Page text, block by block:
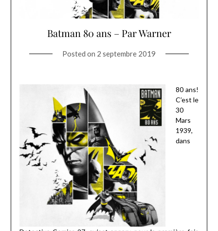
Batman 80 ans – Par Warner
Posted on 2 septembre 2019
80 ans!
C’est le
30
Mars
1939,
dans